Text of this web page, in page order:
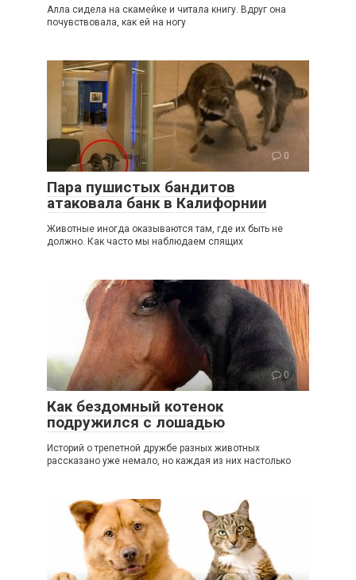
Алла сидела на скамейке и читала книгу. Вдруг она
почувствовала, как ей на ногу
0
Пара пушистых бандитов
атаковала банк в Калифорнии
Животные иногда оказываются там, где их быть не
должно. Как часто мы наблюдаем спящих
0
Как бездомный котенок
подружился с лошадью
Историй о трепетной дружбе разных животных
рассказано уже немало, но каждая из них настолько